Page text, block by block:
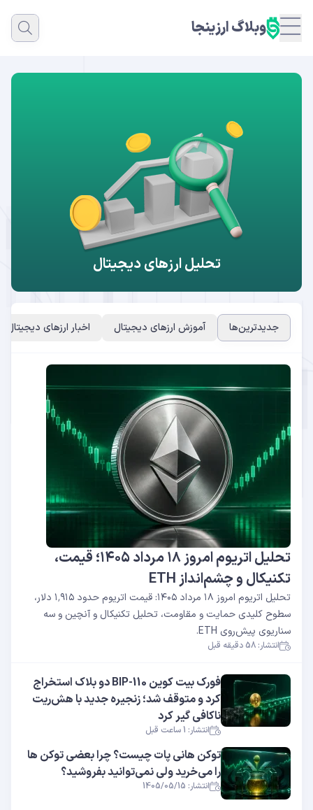
وبلاگ ارزینجا
تحلیل ارزهای دیجیتال
جدیدترین‌ها آموزش ارزهای دیجیتال اخبار ارزهای دیجیتال
تحلیل اتریوم امروز ۱۸ مرداد ۱۴۰۵؛ قیمت،
تکنیکال و چشم‌انداز ETH
تحلیل اتریوم امروز ۱۸ مرداد ۱۴۰۵: قیمت اتریوم حدود ۱٬۹۱۵ دلار،
سطوح کلیدی حمایت و مقاومت، تحلیل تکنیکال و آنچین و سه
سناریوی پیش‌روی ETH.
انتشار: 58 دقیقه قبل
فورک بیت کوین BIP-110 دو بلاک استخراج
کرد و متوقف شد؛ زنجیره جدید با هش‌ریت
ناکافی گیر کرد
انتشار: 1 ساعت قبل
توکن هانی پات چیست؟ چرا بعضی توکن ها
را می‌خرید ولی نمی‌توانید بفروشید؟
انتشار: 1405/05/15